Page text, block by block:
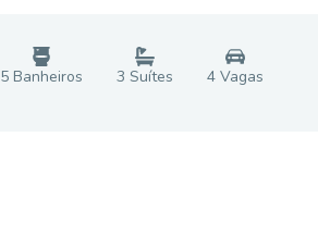
5Banheiros 3 Suítes 4Vagas